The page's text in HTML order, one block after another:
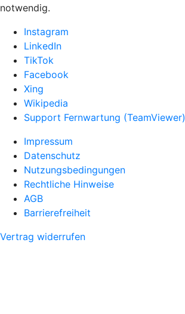
notwendig.
Instagram
LinkedIn
TikTok
Facebook
Xing
Wikipedia
Support Fernwartung (TeamViewer)
Impressum
Datenschutz
Nutzungsbedingungen
Rechtliche Hinweise
AGB
Barrierefreiheit
Vertrag widerrufen